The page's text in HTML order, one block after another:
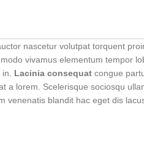
nascetur volutpat torquent
vivamus elementum tempor
Lacinia consequat congue
a lorem. Scelerisque sociosqu
venenatis blandit hac eget dis